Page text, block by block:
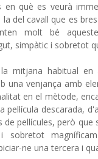
què es veurà
del cavall que es
molt bé
simpàtic i sobretot
mitjana habitual
una venjança amb
en el mètode,
pel·lícula descarada,
pel·lícules, però
ne una tercera i